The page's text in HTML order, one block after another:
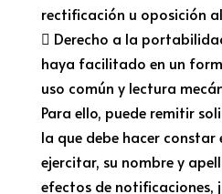
rectificación u oposición
 Derecho a la
haya facilitado en un
uso común y lectura
Para ello, puede remitir
la que debe hacer constar
ejercitar, su nombre y
efectos de notificaciones,